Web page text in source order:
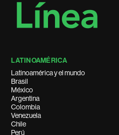
LATINOAMÉRICA
Latinoamérica y el mundo
Brasil
México
Argentina
Colombia
Venezuela
Chile
Perú